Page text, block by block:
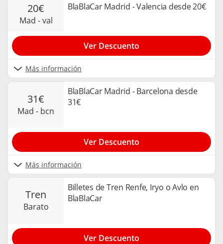
20€
mad - val
BlaBlaCar Madrid - Valencia desde 20€
Más información
Ver Descuento
31€
mad - bcn
BlaBlaCar Madrid - Barcelona desde
31€
Más información
Ver Descuento
tren
barato
Billetes de Tren Renfe, Iryo o Avlo en
BlaBlaCar
Ver Descuento